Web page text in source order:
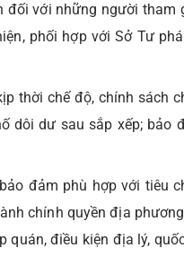
với những người tham
phối hợp với Sở Tư
thời chế độ, chính sách
dôi dư sau sắp xếp; bảo
đảm phù hợp với tiêu
chính quyền địa
điều kiện địa lý,